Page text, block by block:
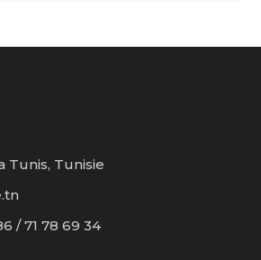
Tunis, Tunisie
/ 71 78 69 34